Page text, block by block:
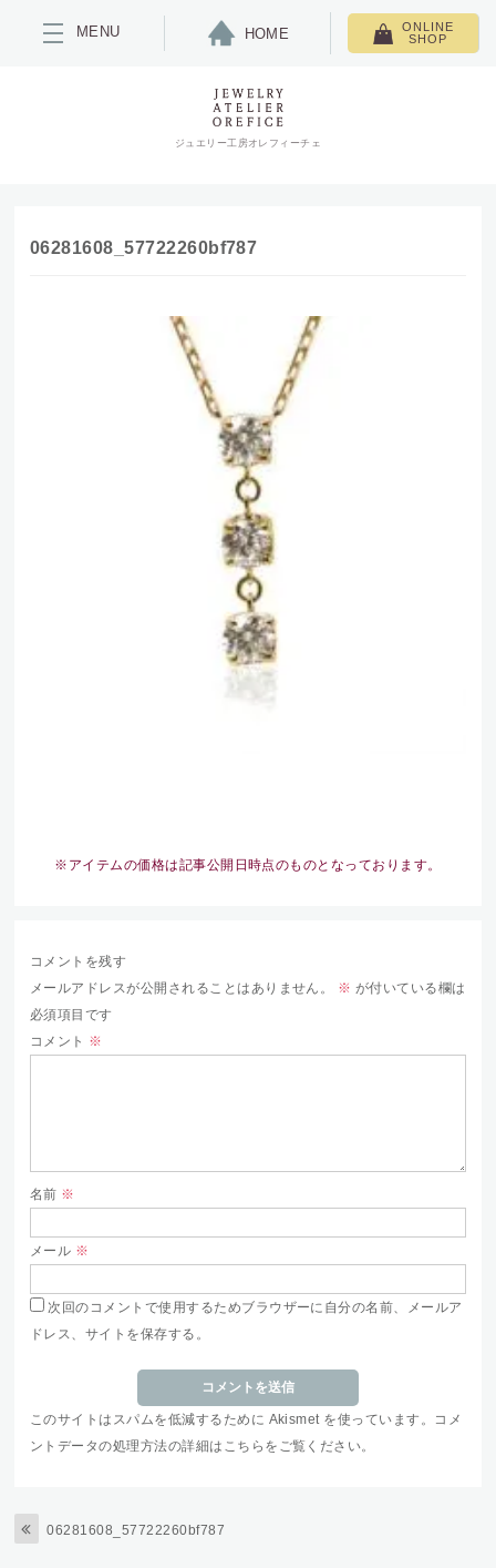
MENU HOME
ONLINE
SHOP
ジュエリー工房オレフィーチェ
06281608_57722260bf787
※アイテムの価格は記事公開日時点のものとなっております。
コメントを残す
メールアドレスが公開されることはありません。
※ が付いている欄は
必須項目です
コメント ※
名前 ※
メール ※
次回のコメントで使用するためブラウザーに自分の名前、メールア
ドレス、サイトを保存する。
このサイトはスパムを低減するために Akismet を使っています。
コメ
ントデータの処理方法の詳細はこちらをご覧ください。
06281608_57722260bf787